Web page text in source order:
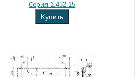
Серия 1.432-15
Купить